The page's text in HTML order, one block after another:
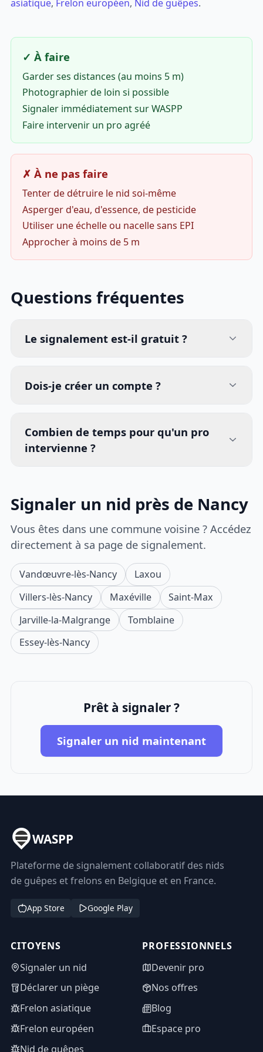
asiatique, Frelon européen, Nid de guêpes.
✓ À faire
Garder ses distances (au moins 5 m)
Photographier de loin si possible
Signaler immédiatement sur WASPP
Faire intervenir un pro agréé
✗ À ne pas faire
Tenter de détruire le nid soi-même
Asperger d'eau, d'essence, de pesticide
Utiliser une échelle ou nacelle sans EPI
Approcher à moins de 5 m
Questions fréquentes
Le signalement est-il gratuit ?
Dois-je créer un compte ?
Combien de temps pour qu'un pro
intervienne ?
Signaler un nid près de Nancy
Vous êtes dans une commune voisine ? Accédez
directement à sa page de signalement.
Vandœuvre-lès-Nancy
Laxou
Villers-lès-Nancy
Maxéville
Saint-Max
Jarville-la-Malgrange
Tomblaine
Essey-lès-Nancy
Prêt à signaler ?
Signaler un nid maintenant
WASPP
Plateforme de signalement collaboratif des nids
de guêpes et frelons en Belgique et en France.
App Store Google Play
CITOYENS
Signaler un nid
Déclarer un piège
Frelon asiatique
Frelon européen
Nid de guêpes
PROFESSIONNELS
Devenir pro
Nos offres
Blog
Espace pro